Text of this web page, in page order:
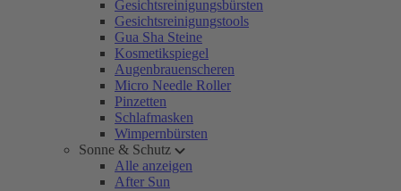
Gesichtsreinigungsbürsten
Gesichtsreinigungstools
Gua Sha Steine
Kosmetikspiegel
Augenbrauenscheren
Micro Needle Roller
Pinzetten
Schlafmasken
Wimpernbürsten
Sonne & Schutz
Alle anzeigen
After Sun